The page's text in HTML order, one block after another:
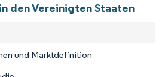
den Vereinigten Staaten
und Marktdefinition